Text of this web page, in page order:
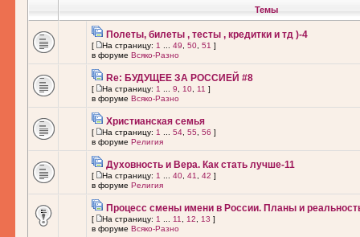
Темы
Полеты, билеты , тесты , кредитки и тд )-4
[ На страницу: 1 49 50 51 ]
в форуме Всяко-Разно
Re: БУДУЩЕЕ ЗА РОССИЕЙ #8
[ На страницу: 1 9 10 11 ]
в форуме Всяко-Разно
Христианская семья
[ На страницу: 1 54 55 56 ]
в форуме Религия
Духовность и Вера. Как стать лучше-11
[ На страницу: 1 40 41 42 ]
в форуме Религия
Процесс смены имени в России. Планы и
[ На страницу: 1 11 12 13 ]
в форуме Всяко-Разно